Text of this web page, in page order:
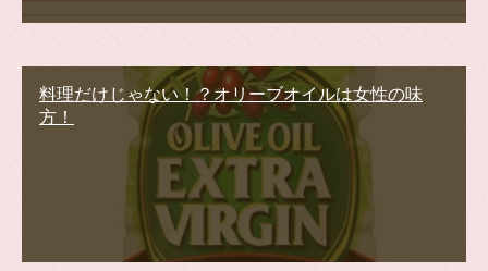
料理だけじゃない！？オリーブオイルは女性の味
方！